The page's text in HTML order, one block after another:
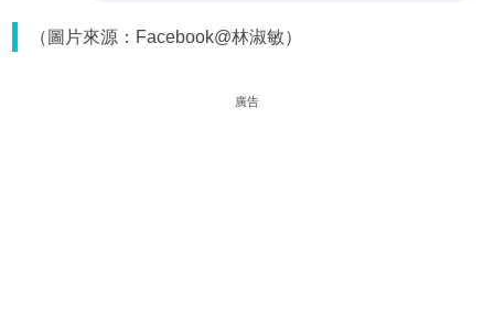
（圖片來源：Facebook@林淑敏）
廣告